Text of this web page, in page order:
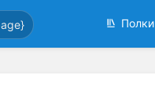
Полки